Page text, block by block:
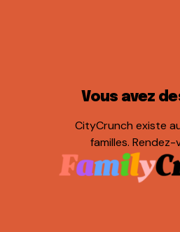
Vous avez
CityCrunch existe
familles. Rendez-